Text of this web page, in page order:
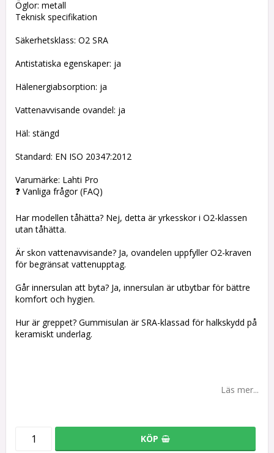
Öglor: metall
Teknisk specifikation
Säkerhetsklass: O2 SRA
Antistatiska egenskaper: ja
Hälenergiabsorption: ja
Vattenavvisande ovandel: ja
Häl: stängd
Standard: EN ISO 20347:2012
Varumärke: Lahti Pro
❓ Vanliga frågor (FAQ)
Har modellen tåhätta? Nej, detta är yrkesskor i O2-klassen
utan tåhätta.
Är skon vattenavvisande? Ja, ovandelen uppfyller O2-kraven
för begränsat vattenupptag.
Går innersulan att byta? Ja, innersulan är utbytbar för bättre
komfort och hygien.
Hur är greppet? Gummisulan är SRA-klassad för halkskydd på
keramiskt underlag.
Läs mer...
KÖP